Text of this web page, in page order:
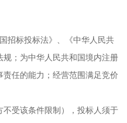
招标投标法》、《中华人民共
；为中华人民共和国境内注册
任的能力；经营范围满足竞价
不受该条件限制），投标人须于